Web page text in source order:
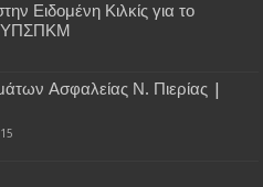
Ειδομένη Κιλκίς για το
ΕΥΠΣΠΚΜ
Ασφαλείας Ν. Πιερίας |